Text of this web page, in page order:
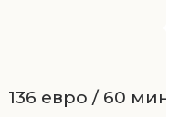
136 евро / 60 мин